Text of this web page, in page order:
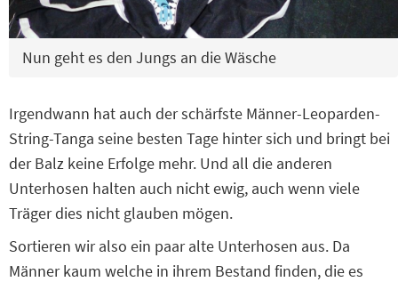
Nun geht es den Jungs an die Wäsche
Irgendwann hat auch der schärfste Männer-Leoparden-
String-Tanga seine besten Tage hinter sich und bringt bei
der Balz keine Erfolge mehr. Und all die anderen
Unterhosen halten auch nicht ewig, auch wenn viele
Träger dies nicht glauben mögen.
Sortieren wir also ein paar alte Unterhosen aus. Da
Männer kaum welche in ihrem Bestand finden, die es